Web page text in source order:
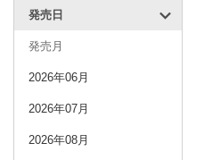
発売日
発売月
2026年06月
2026年07月
2026年08月